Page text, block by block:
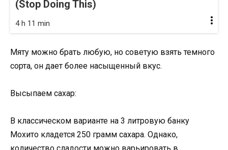
(Stop Doing This)
4 h 11 min
Мяту можно брать любую, но советую взять темного
сорта, он дает более насыщенный вкус.
Высыпаем сахар:
В классическом варианте на 3 литровую банку
Мохито кладется 250 грамм сахара. Однако,